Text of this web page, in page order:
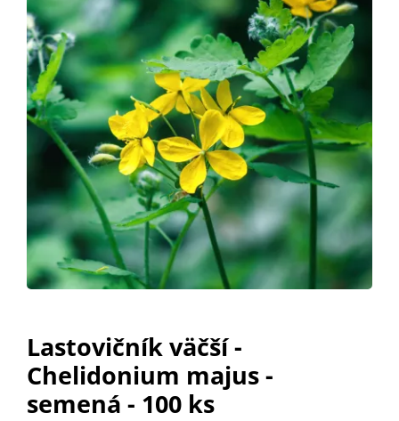
Lastovičník väčší -
Chelidonium majus -
semená - 100 ks